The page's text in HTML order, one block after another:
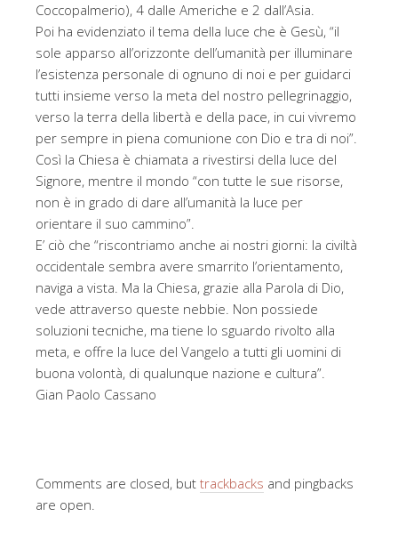
Coccopalmerio), 4 dalle Americhe e 2 dall’Asia.
Poi ha evidenziato il tema della luce che è Gesù, “il
sole apparso all’orizzonte dell’umanità per illuminare
l’esistenza personale di ognuno di noi e per guidarci
tutti insieme verso la meta del nostro pellegrinaggio,
verso la terra della libertà e della pace, in cui vivremo
per sempre in piena comunione con Dio e tra di noi”.
Così la Chiesa è chiamata a rivestirsi della luce del
Signore, mentre il mondo “con tutte le sue risorse,
non è in grado di dare all’umanità la luce per
orientare il suo cammino”.
E’ ciò che “riscontriamo anche ai nostri giorni: la civiltà
occidentale sembra avere smarrito l’orientamento,
naviga a vista. Ma la Chiesa, grazie alla Parola di Dio,
vede attraverso queste nebbie. Non possiede
soluzioni tecniche, ma tiene lo sguardo rivolto alla
meta, e offre la luce del Vangelo a tutti gli uomini di
buona volontà, di qualunque nazione e cultura”.
Gian Paolo Cassano
Comments are closed, but trackbacks and pingbacks
are open.